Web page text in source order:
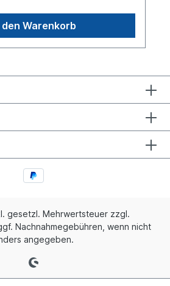
den Warenkorb
gesetzl. Mehrwertsteuer zzgl.
Nachnahmegebühren, wenn nicht
angegeben.